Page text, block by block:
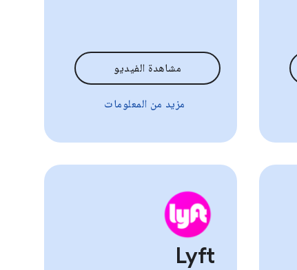
مشاهدة الفيديو
مزيد من المعلومات
Lyft